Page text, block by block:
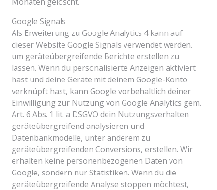
Google Signals
Als Erweiterung zu Google Analytics 4 kann auf
dieser Website Google Signals verwendet werden,
um geräteübergreifende Berichte erstellen zu
lassen. Wenn du personalisierte Anzeigen aktiviert
hast und deine Geräte mit deinem Google-Konto
verknüpft hast, kann Google vorbehaltlich deiner
Einwilligung zur Nutzung von Google Analytics gem.
Art. 6 Abs. 1 lit. a DSGVO dein Nutzungsverhalten
geräteübergreifend analysieren und
Datenbankmodelle, unter anderem zu
geräteübergreifenden Conversions, erstellen. Wir
erhalten keine personenbezogenen Daten von
Google, sondern nur Statistiken. Wenn du die
geräteübergreifende Analyse stoppen möchtest,